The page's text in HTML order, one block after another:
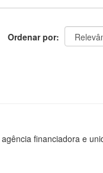
Ordenar por
financiadora e